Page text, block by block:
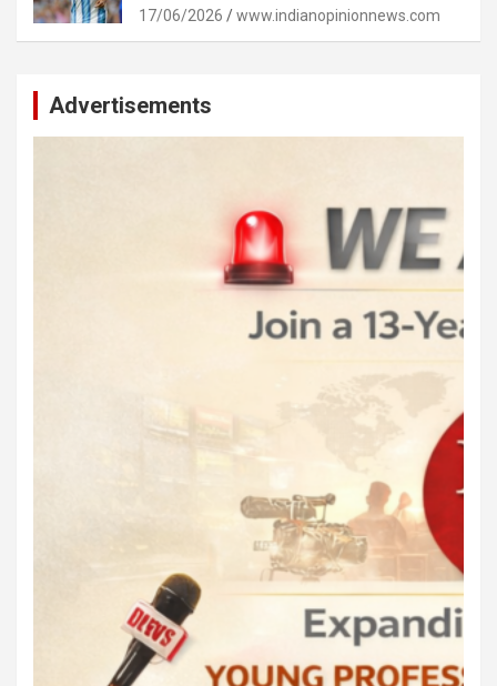
17/06/2026 www.indianopinionnews.com
Advertisements